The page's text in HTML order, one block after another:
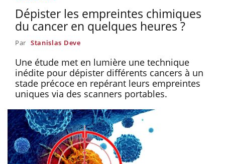
Dépister les empreintes chimiques
du cancer en quelques heures ?
Par Stanislas Deve
Une étude met en lumière une technique
inédite pour dépister différents cancers à un
stade précoce en repérant leurs empreintes
uniques via des scanners portables.